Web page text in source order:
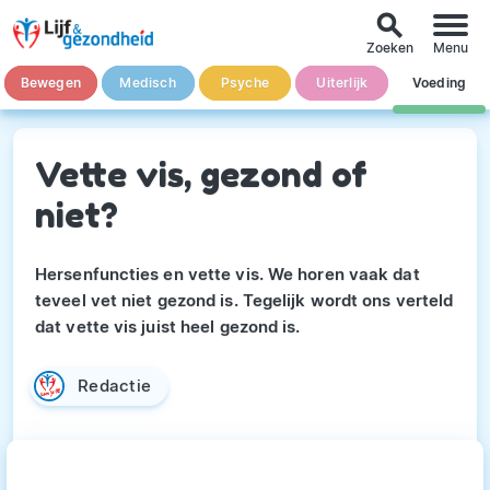
Bewegen Medisch Psyche Uiterlijk Voeding
search
Zoeken Menu
Vette vis, gezond of
niet?
Hersenfuncties en vette vis. We horen vaak dat
teveel vet niet gezond is. Tegelijk wordt ons verteld
dat vette vis juist heel gezond is.
Redactie